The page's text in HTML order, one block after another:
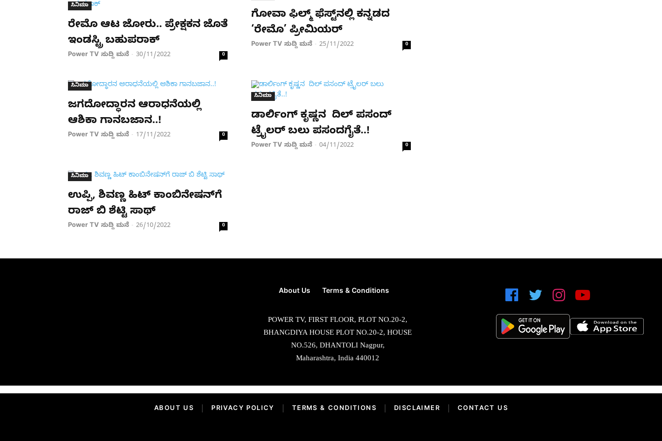
ಸಿನಿಮಾ
ರೇಮೊ ಆಟ ಜೋರು.. ಪ್ರೇಕ್ಷಕನ ಜೊತೆ
ಇಂಡಸ್ಟ್ರಿ ಬಹುಪರಾಕ್
Power TV ಸುದ್ದಿ ಮನೆ - 30/11/2022 0
ಗೋವಾ ಫಿಲ್ಮ್ ಫೆಸ್ಟ್​ನಲ್ಲಿ ಕನ್ನಡದ
‘ರೇಮೊ’ ಪ್ರೀಮಿಯರ್
Power TV ಸುದ್ದಿ ಮನೆ - 25/11/2022 0
ಸಿನಿಮಾ
ಜಗದೋದ್ಧಾರನ ಆರಾಧನೆಯಲ್ಲಿ
ಆಶಿಕಾ ಗಾನಬಜಾನ..!
Power TV ಸುದ್ದಿ ಮನೆ - 17/11/2022 0
ಸಿನಿಮಾ
ಡಾರ್ಲಿಂಗ್ ಕೃಷ್ಣನ ದಿಲ್‌ ಪಸಂದ್‌
ಟ್ರೈಲರ್‌ ಬಲು ಪಸಂದಗೈತೆ..!
Power TV ಸುದ್ದಿ ಮನೆ - 04/11/2022 0
ಸಿನಿಮಾ
ಉಪ್ಪಿ, ಶಿವಣ್ಣ ಹಿಟ್ ಕಾಂಬಿನೇಷನ್​ಗೆ
ರಾಜ್ ಬಿ ಶೆಟ್ಟಿ ಸಾಥ್
Power TV ಸುದ್ದಿ ಮನೆ - 26/10/2022 0
About Us Terms & Conditions
POWER TV, FIRST FLOOR, PLOT NO.20-2,
BHANGDIYA HOUSE PLOT NO.20-2, HOUSE
NO.526, DHANTOLI Nagpur,
Maharashtra, India 440012
ABOUT US PRIVACY POLICY TERMS & CONDITIONS DISCLAIMER CONTACT US